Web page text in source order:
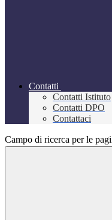
Contatti
Contatti Istituto
Contatti DPO
Contattaci
Campo di ricerca per le